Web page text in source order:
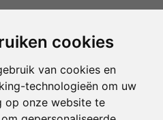
cookies
van cookies en
technologieën om uw
op onze website te
cookies preferences
website is ontwikkeld door AGN
dat u dealgemene voorwaarden